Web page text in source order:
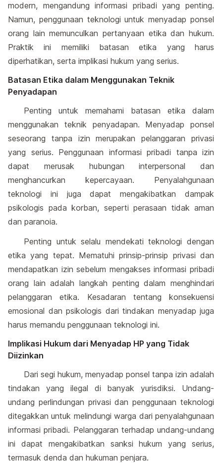
modern, mengandung informasi pribadi yang penting.
Namun, penggunaan teknologi untuk menyadap ponsel
orang lain memunculkan pertanyaan etika dan hukum.
Praktik ini memiliki batasan etika yang harus
diperhatikan, serta implikasi hukum yang serius.
Batasan Etika dalam Menggunakan Teknik
Penyadapan
Penting untuk memahami batasan etika dalam
menggunakan teknik penyadapan. Menyadap ponsel
seseorang tanpa izin merupakan pelanggaran privasi
yang serius. Penggunaan informasi pribadi tanpa izin
dapat merusak hubungan interpersonal dan
menghancurkan kepercayaan. Penyalahgunaan
teknologi ini juga dapat mengakibatkan dampak
psikologis pada korban, seperti perasaan tidak aman
dan paranoia.
Penting untuk selalu mendekati teknologi dengan
etika yang tepat. Mematuhi prinsip-prinsip privasi dan
mendapatkan izin sebelum mengakses informasi pribadi
orang lain adalah langkah penting dalam menghindari
pelanggaran etika. Kesadaran tentang konsekuensi
emosional dan psikologis dari tindakan menyadap juga
harus memandu penggunaan teknologi ini.
Implikasi Hukum dari Menyadap HP yang Tidak
Diizinkan
Dari segi hukum, menyadap ponsel tanpa izin adalah
tindakan yang ilegal di banyak yurisdiksi. Undang-
undang perlindungan privasi dan penggunaan teknologi
ditegakkan untuk melindungi warga dari penyalahgunaan
informasi pribadi. Pelanggaran terhadap undang-undang
ini dapat mengakibatkan sanksi hukum yang serius,
termasuk denda dan hukuman penjara.